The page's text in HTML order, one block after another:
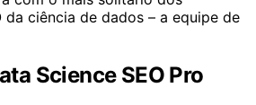
da ciência de dados – a equipe de
Science SEO Pro